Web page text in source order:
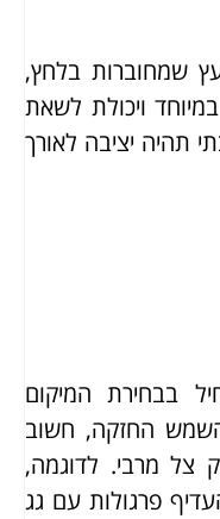
שמחוברות בלחץ,
ויכולת לשאת
תהיה יציבה לאורך
בבחירת המיקום
השמש החזקה, חשוב
מרבי. לדוגמה,
פרגולות עם גג